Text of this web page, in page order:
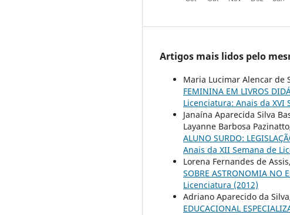
Artigos mais lidos pelo
Maria Lucimar Alencar de
FEMININA EM LIVROS
Licenciatura: Anais da XVI
Janaína Aparecida Silva
Layanne Barbosa
ALUNO SURDO:
Anais da XII Semana de
Lorena Fernandes de
SOBRE ASTRONOMIA NO
Licenciatura (2012)
Adriano Aparecido da
EDUCACIONAL